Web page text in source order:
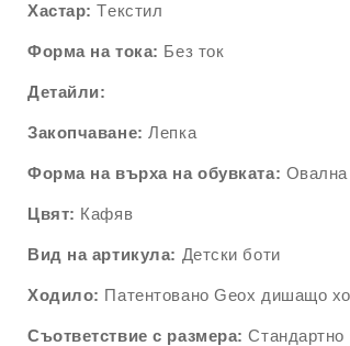
Хастар: Tекстил
Форма на тока: Без ток
Детайли:
Закопчаване: Лепка
Форма на върха на обувката: Овална
Цвят: Кафяв
Вид на артикула: Детски боти
Ходило: Патентовано Geox дишащо
Съответствие с размера:Стандартно